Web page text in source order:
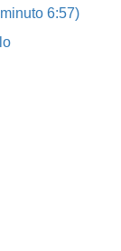
6:57)